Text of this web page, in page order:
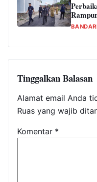
Tinggalkan Balasan
Alamat email Anda
Ruas yang wajib
Komentar *